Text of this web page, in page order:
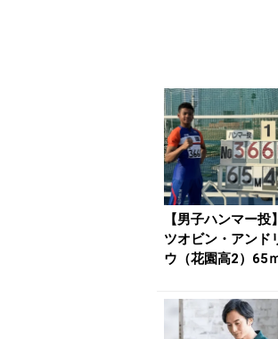
【男子ハンマー投
ツオビン・アンド
ウ（花園高2）65